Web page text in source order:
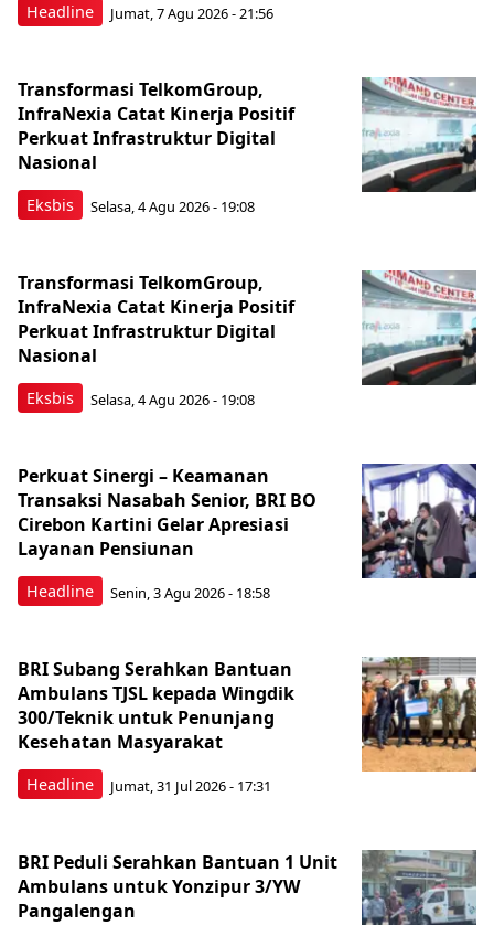
Headline Jumat, 7 Agu 2026 - 21:56
Eksbis
Transformasi TelkomGroup,
InfraNexia Catat Kinerja Positif
Perkuat Infrastruktur Digital
Nasional
Selasa, 4 Agu 2026 - 19:08
Eksbis
Transformasi TelkomGroup,
InfraNexia Catat Kinerja Positif
Perkuat Infrastruktur Digital
Nasional
Selasa, 4 Agu 2026 - 19:08
Headline
Perkuat Sinergi – Keamanan
Transaksi Nasabah Senior, BRI BO
Cirebon Kartini Gelar Apresiasi
Layanan Pensiunan
Senin, 3 Agu 2026 - 18:58
Headline
BRI Subang Serahkan Bantuan
Ambulans TJSL kepada Wingdik
300/Teknik untuk Penunjang
Kesehatan Masyarakat ​
Jumat, 31 Jul 2026 - 17:31
BRI Peduli Serahkan Bantuan 1 Unit
Ambulans untuk Yonzipur 3/YW
Pangalengan